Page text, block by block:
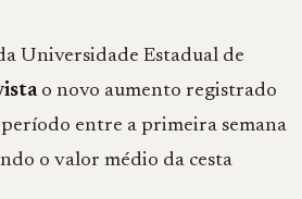
Universidade Estadual de
o novo aumento registrado
entre a primeira semana
o valor médio da cesta